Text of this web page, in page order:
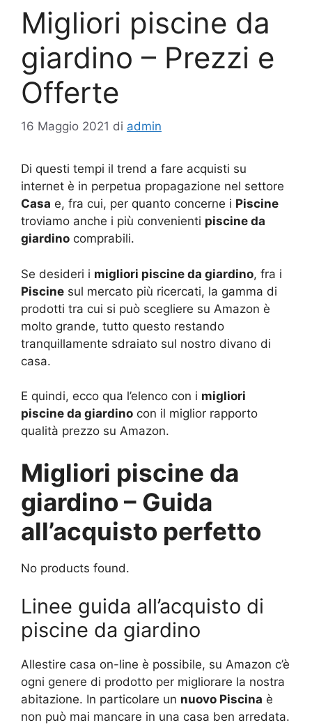
Migliori piscine da
giardino – Prezzi e
Offerte
16 Maggio 2021 di admin
Di questi tempi il trend a fare acquisti su
internet è in perpetua propagazione nel settore
Casa e, fra cui, per quanto concerne i Piscine
troviamo anche i più convenienti piscine da
giardino comprabili.
Se desideri i migliori piscine da giardino, fra i
Piscine sul mercato più ricercati, la gamma di
prodotti tra cui si può scegliere su Amazon è
molto grande, tutto questo restando
tranquillamente sdraiato sul nostro divano di
casa.
E quindi, ecco qua l’elenco con i migliori
piscine da giardino con il miglior rapporto
qualità prezzo su Amazon.
Migliori piscine da
giardino – Guida
all’acquisto perfetto
No products found.
Linee guida all’acquisto di
piscine da giardino
Allestire casa on-line è possibile, su Amazon c’è
ogni genere di prodotto per migliorare la nostra
abitazione. In particolare un nuovo Piscina è
non può mai mancare in una casa ben arredata.